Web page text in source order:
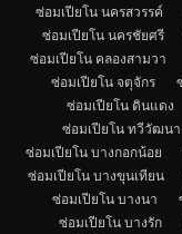
ซ่อมเปียโน นครสวรรค์
ซ่อมเปียโน นครชัยศรี
ซ่อมเปียโน คลองสามวา
ซ่อมเปียโน จตุจักร
ซ่อมเปียโน ดินแดง
ซ่อมเปียโน ทวีวัฒนา
ซ่อมเปียโน บางกอกน้อย
ซ่อมเปียโน บางขุนเทียน
ซ่อมเปียโน บางนา
ซ่อมเปียโน บางรัก